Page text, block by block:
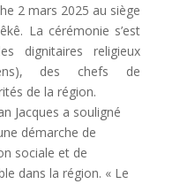
2 mars 2025 au siège
La cérémonie s’est
dignitaires religieux
des chefs de
de la région.
Jacques a souligné
démarche de
sociale et de
dans la région. « Le